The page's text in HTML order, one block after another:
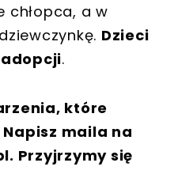
chłopca, a w
Dzieci
.
które
maila na
. Przyjrzymy się